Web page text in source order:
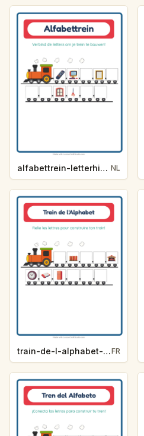
alfabettrein-letterhint-rond-het-huis-9d6f NL
train-de-l-alphabet-indice-de-lettre-autour-de-la-maison-6c0cFR